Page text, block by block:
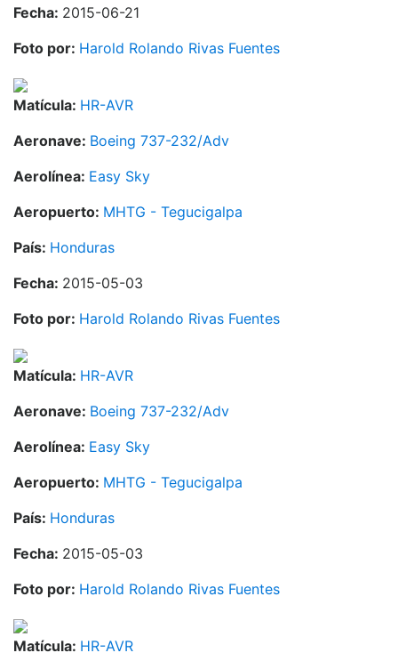
Fecha: 2015-06-21
Foto por: Harold Rolando Rivas Fuentes
Matícula: HR-AVR
Aeronave: Boeing 737-232/Adv
Aerolínea: Easy Sky
Aeropuerto: MHTG - Tegucigalpa
País: Honduras
Fecha: 2015-05-03
Foto por: Harold Rolando Rivas Fuentes
Matícula: HR-AVR
Aeronave: Boeing 737-232/Adv
Aerolínea: Easy Sky
Aeropuerto: MHTG - Tegucigalpa
País: Honduras
Fecha: 2015-05-03
Foto por: Harold Rolando Rivas Fuentes
Matícula: HR-AVR